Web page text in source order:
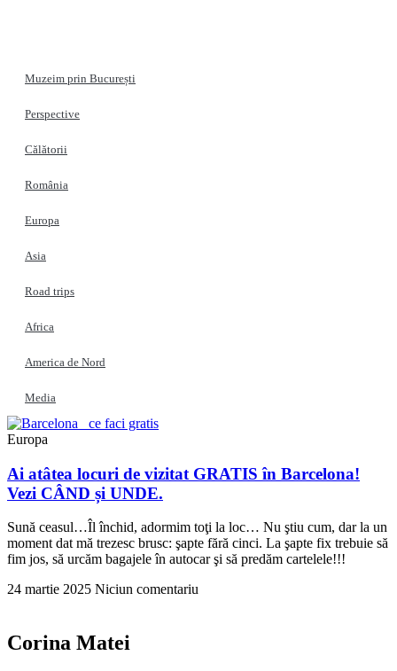
Muzeim prin București
Perspective
Călătorii
România
Europa
Asia
Road trips
Africa
America de Nord
Media
Europa
Ai atâtea locuri de vizitat GRATIS în Barcelona!
Vezi CÂND și UNDE.
Sună ceasul…Îl închid, adormim toţi la loc… Nu ştiu cum, dar la un
moment dat mă trezesc brusc: şapte fără cinci. La şapte fix trebuie să
fim jos, să urcăm bagajele în autocar şi să predăm cartelele!!!
24 martie 2025 Niciun comentariu
Corina Matei